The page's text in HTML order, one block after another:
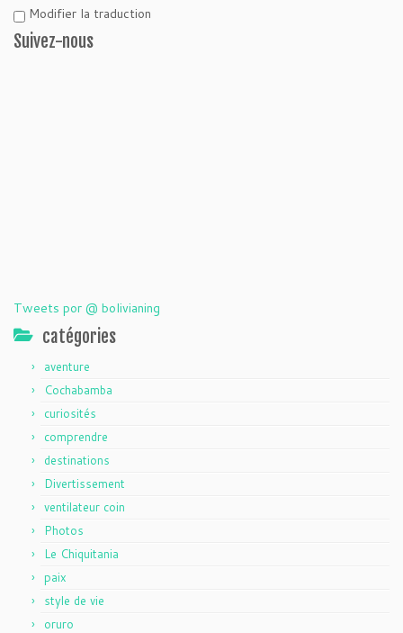
Modifier la traduction
Suivez-nous
Tweets por @ bolivianing
catégories
aventure
Cochabamba
curiosités
comprendre
destinations
Divertissement
ventilateur coin
Photos
Le Chiquitania
paix
style de vie
oruro